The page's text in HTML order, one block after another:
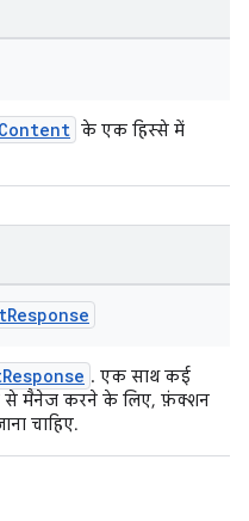
Content के एक हिस्से में
Response
. एक साथ कई
से मैनेज करने के लिए, फ़ंक्शन
चाहिए.